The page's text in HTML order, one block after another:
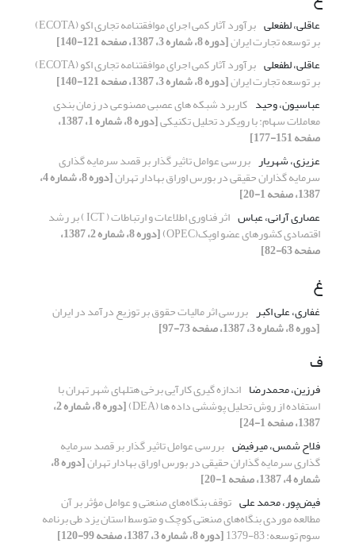
عاقلی، لطفعلی برآورد آثار کمی اجرای موافقتنامه تجاری اکو (ECOTA)
بر توسعه تجارت ‌ایران[دوره 8، شماره 3، 1387، صفحه 121-140]
عاقلی، لطفعلی
برآورد آثار کمی اجرای موافقتنامه تجاری اکو (ECOTA)
بر توسعه تجارت ‌ایران[دوره 8، شماره 3، 1387، صفحه 121-140]
عباسیون، وحید کاربرد شبکه های عصبی مصنوعی در زمان بندی
معاملات سهام: با رویکرد تحلیل تکنیکی [دوره 8، شماره 1، 1387،
صفحه 151-177]
عزیزی، شهریار بررسی عوامل تاثیر گذار بر قصد سرمایه گذاری
سرمایه گذاران حقیقی در بورس اوراق بهادار تهران [دوره 8، شماره 4،
1387، صفحه 1-20]
عصاری آرانی، عباس
اثر فناوری اطلاعات و ارتباطات ( ICT ) بر رشد
اقتصادی کشورهای عضو اوپک(OPEC) [دوره 8، شماره 2، 1387،
صفحه 63-82]
غ
غفاری، علی اکبر بررسی اثر مالیات حقوق بر توزیع درآمد در ایران
[دوره 8، شماره 3، 1387، صفحه 73-97]
ف
فرزین، محمدرضا اندازه گیری کارآیی برخی هتلهای شهر تهران با
استفاده از روش تحلیل پوششی داده ها (DEA) [دوره 8، شماره 2،
1387، صفحه 1-24]
فلاح شمس، میرفیض بررسی عوامل تاثیر گذار بر قصد سرمایه
گذاری سرمایه گذاران حقیقی در بورس اوراق بهادار تهران [دوره 8،
شماره 4، 1387، صفحه 1-20]
فیض‌پور، محمد علی توقف بنگاه‌های صنعتی و عوامل مؤثر بر آن
مطالعه موردی بنگاه‌های صنعتی کوچک و متوسط استان یزد طی برنامه
سوم توسعه: 83-1379 [دوره 8، شماره 3، 1387، صفحه 99-120]